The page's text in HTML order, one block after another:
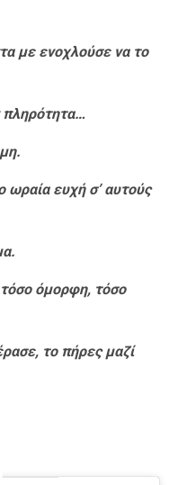
με ενοχλούσε να το
πληρότητα…
ωραία ευχή σ’ αυτούς
όμορφη, τόσο
το πήρες μαζί